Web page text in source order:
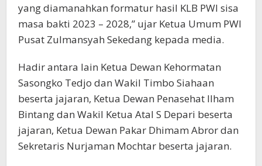
yang diamanahkan formatur hasil KLB PWI sisa
masa bakti 2023 – 2028,” ujar Ketua Umum PWI
Pusat Zulmansyah Sekedang kepada media.
Hadir antara lain Ketua Dewan Kehormatan
Sasongko Tedjo dan Wakil Timbo Siahaan
beserta jajaran, Ketua Dewan Penasehat Ilham
Bintang dan Wakil Ketua Atal S Depari beserta
jajaran, Ketua Dewan Pakar Dhimam Abror dan
Sekretaris Nurjaman Mochtar beserta jajaran.